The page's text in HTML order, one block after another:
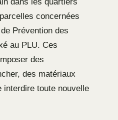
concernées
Prévention des
au PLU. Ces
des
des matériaux
interdire toute nouvelle